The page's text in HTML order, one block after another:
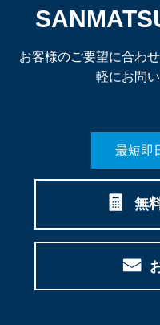
お客様のご要望に合わ
軽にお問
無
最短即